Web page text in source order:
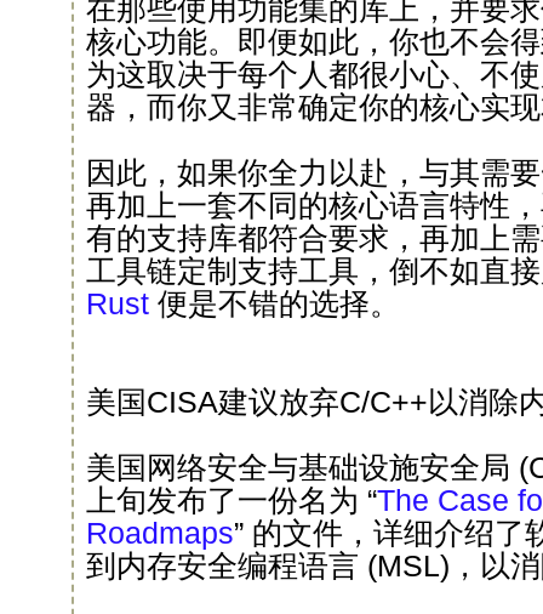
在那些使用功能集的库上，并要
核心功能。即便如此，你也不会
为这取决于每个人都很小心、不
器，而你又非常确定你的核心实
因此，如果你全力以赴，与其需
再加上一套不同的核心语言特性
有的支持库都符合要求，再加上
工具链定制支持工具，倒不如直
Rust 便是不错的选择。
美国CISA建议放弃C/C++以消除
美国网络安全与基础设施安全局
上旬发布了一份名为 “The Case
Roadmaps” 的文件，详细介绍了
到内存安全编程语言 (MSL)，以